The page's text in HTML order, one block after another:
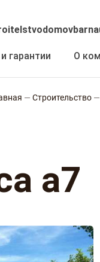
гарантии О
— Строительство —
а7